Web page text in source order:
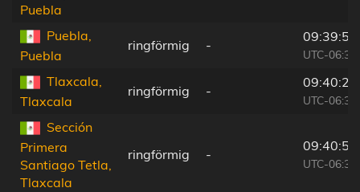
Puebla
Puebla,
Puebla
ringförmig -
09:39:56
UTC-06:36
Tlaxcala,
Tlaxcala
ringförmig -
09:40:29
UTC-06:36
Sección
Primera
Santiago Tetla,
Tlaxcala
ringförmig -
09:40:54
UTC-06:36